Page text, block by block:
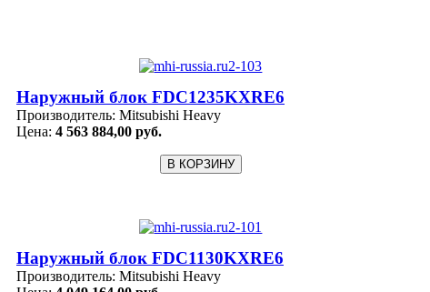
Наружный блок FDC1235KXRE6
Производитель: Mitsubishi Heavy
Цена: 4 563 884,00 руб.
Наружный блок FDC1130KXRE6
Производитель: Mitsubishi Heavy